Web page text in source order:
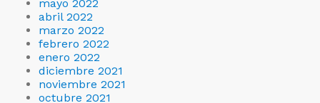
mayo 2022
abril 2022
marzo 2022
febrero 2022
enero 2022
diciembre 2021
noviembre 2021
octubre 2021